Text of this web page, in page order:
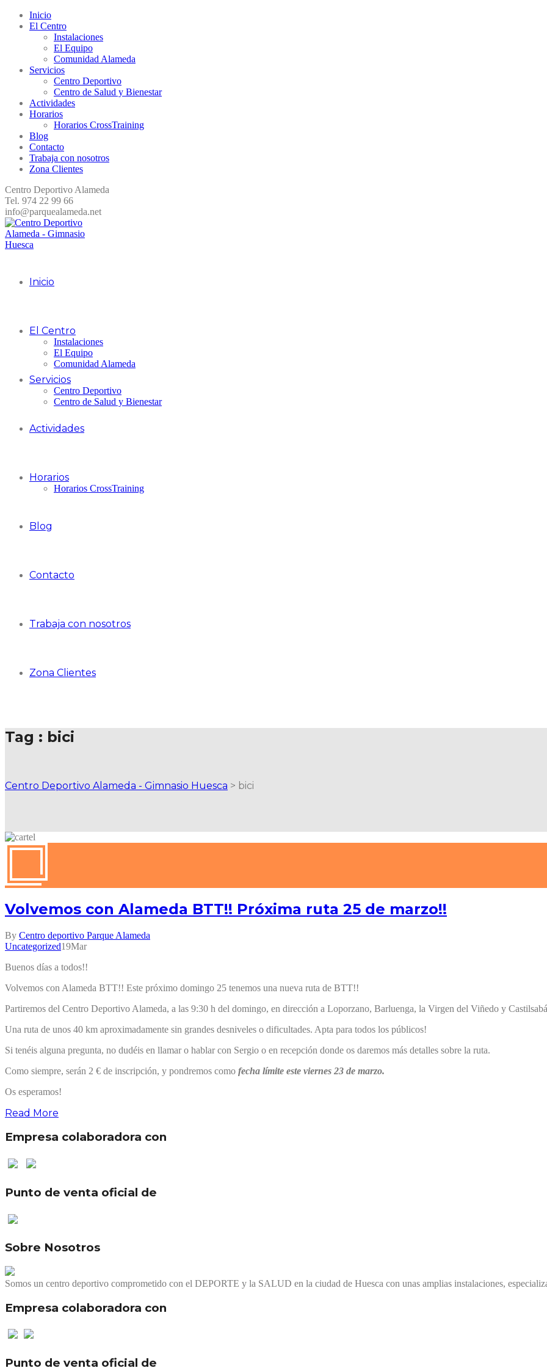
Inicio
El Centro
Instalaciones
El Equipo
Comunidad Alameda
Servicios
Centro Deportivo
Centro de Salud y Bienestar
Actividades
Horarios
Horarios CrossTraining
Blog
Contacto
Trabaja con nosotros
Zona Clientes
Centro Deportivo Alameda
Tel. 974 22 99 66
info@parquealameda.net
Inicio
El Centro
Instalaciones
El Equipo
Comunidad Alameda
Servicios
Centro Deportivo
Centro de Salud y Bienestar
Actividades
Horarios
Horarios CrossTraining
Blog
Contacto
Trabaja con nosotros
Zona Clientes
Tag : bici
Centro Deportivo Alameda - Gimnasio Huesca > bici
Volvemos con Alameda BTT!! Próxima ruta 25 de marzo!!
By Centro deportivo Parque Alameda
Uncategorized19Mar
Buenos días a todos!!
Volvemos con Alameda BTT!! Este próximo domingo 25 tenemos una nueva ruta de BTT!!
Partiremos del Centro Deportivo Alameda, a las 9:30 h del domingo, en dirección a Loporzano, Barluenga, la Virgen del Viñedo y
Una ruta de unos 40 km aproximadamente sin grandes desniveles o dificultades. Apta para todos los públicos!
Si tenéis alguna pregunta, no dudéis en llamar o hablar con Sergio o en recepción donde os daremos más detalles sobre la ruta.
Como siempre, serán 2 € de inscripción, y pondremos como fecha límite este viernes 23 de marzo.
Os esperamos!
Read More
Empresa colaboradora con
Punto de venta oficial de
Sobre Nosotros
Somos un centro deportivo comprometido con el DEPORTE y la SALUD en la ciudad de Huesca con unas amplias instalaciones,
Empresa colaboradora con
Punto de venta oficial de